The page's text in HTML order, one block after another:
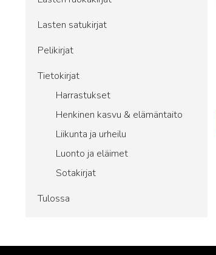
Lasten satukirjat
Pelikirjat
Tietokirjat
Harrastukset
Henkinen kasvu & elämäntaito
Liikunta ja urheilu
Luonto ja eläimet
Sotakirjat
Tulossa